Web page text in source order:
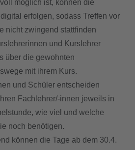
möglich ist, können die
erfolgen, sodass Treffen vor
nicht zwingend stattfinden
und Kurslehrer
über die gewohnten
mit ihrem Kurs.
und Schüler entscheiden
Fachlehrer/-innen jeweils in
wie viel und welche
noch benötigen.
können die Tage ab dem 30.4.